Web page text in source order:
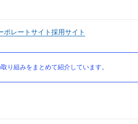
ポレートサイト採用サイト
り組みをまとめて紹介しています。